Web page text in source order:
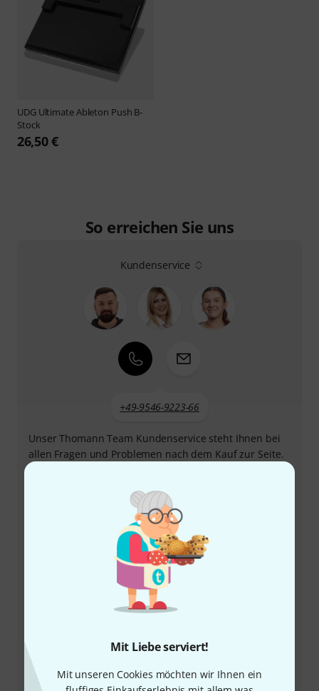
Mit Liebe serviert!
Mit unseren Cookies möchten wir Ihnen ein
UDG Ultimate Ableton Push B-
Stock
26,50 €
So erreichen Sie uns
Kundenservice
+49-9546-9223-66
Unser Thomann Team Kundenservice steht Ihnen bei
allen Fragen und Problemen nach dem Kauf zur Seite.
Kundennummer bereithalten
Rückruf vereinbaren
Mehr Kontaktoptionen